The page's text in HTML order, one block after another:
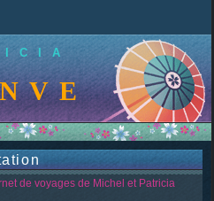
de voyages de Michel et Patricia